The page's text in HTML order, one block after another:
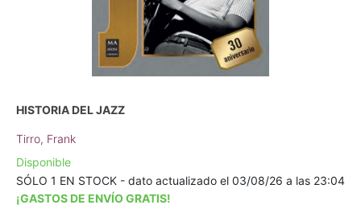
HISTORIA DEL JAZZ
Tirro, Frank
Disponible
SÓLO 1 EN STOCK - dato actualizado el 03/08/26 a las 23:04
¡GASTOS DE ENVÍO GRATIS!